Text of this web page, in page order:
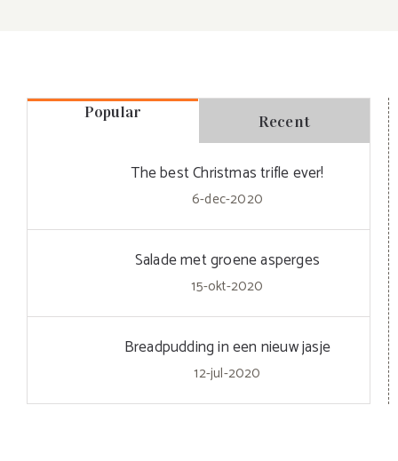
Popular Recent
The best Christmas trifle ever!
6-dec-2020
Salade met groene asperges
15-okt-2020
Breadpudding in een nieuw jasje
12-jul-2020